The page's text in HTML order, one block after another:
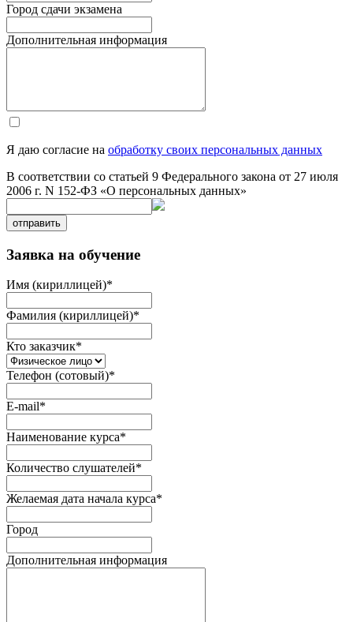
Город сдачи экзамена
Дополнительная информация
Я даю согласие на обработку своих персональных данных
В соответствии со статьей 9 Федерального закона от 27 июля
2006 г. N 152-ФЗ «О персональных данных»
отправить
Заявка на обучение
Имя (кириллицей)*
Фамилия (кириллицей)*
Кто заказчик*
Телефон (сотовый)*
E-mail*
Наименование курса*
Количество слушателей*
Желаемая дата начала курса*
Город
Дополнительная информация